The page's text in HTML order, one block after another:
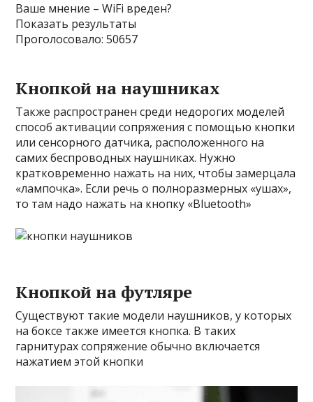
Ваше мнение – WiFi вреден?
Показать результаты
Проголосовало: 50657
Кнопкой на наушниках
Также распространен среди недорогих моделей
способ активации сопряжения с помощью кнопки
или сенсорного датчика, расположенного на
самих беспроводных наушниках. Нужно
кратковременно нажать на них, чтобы замерцала
«лампочка». Если речь о полноразмерных «ушах»,
то там надо нажать на кнопку «Bluetooth»
Кнопкой на футляре
Существуют такие модели наушников, у которых
на боксе также имеется кнопка. В таких
гарнитурах сопряжение обычно включается
нажатием этой кнопки